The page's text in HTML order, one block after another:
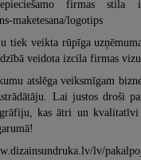
firmas stila
maketesana/logotips
veikta rūpīga
veidota izcila firmas
atslēga veiksmīgam
Lai justos droši
kas ātri un
lv/